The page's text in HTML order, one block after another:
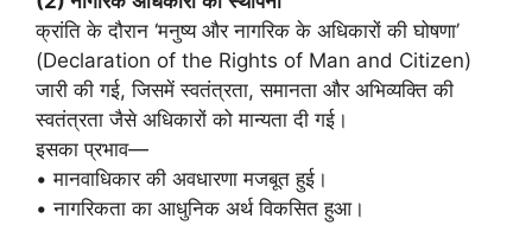
क्रांति के दौरान ‘मनुष्य और नागरिक के अधिकारों की घोषणा’
(Declaration of the Rights of Man and Citizen)
जारी की गई, जिसमें स्वतंत्रता, समानता और अभिव्यक्ति की
स्वतंत्रता जैसे अधिकारों को मान्यता दी गई।
इसका प्रभाव—
• मानवाधिकार की अवधारणा मजबूत हुई।
• नागरिकता का आधुनिक अर्थ विकसित हुआ।